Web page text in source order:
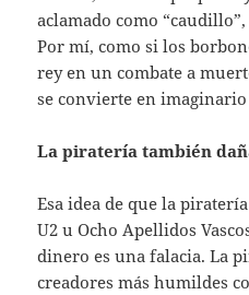
aclamado como
Por mí, como si los
rey en un combate a
se convierte en
La piratería también
Esa idea de que la
U2 u Ocho Apellidos
dinero es una falacia. La
creadores más humildes